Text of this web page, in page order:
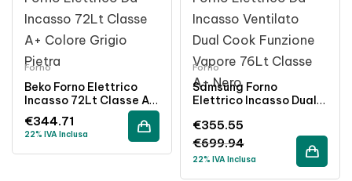
Forno
Beko Forno Elettrico
Incasso 72Lt Classe A+
Ventilato Grigio
€344.71
22% IVA Inclusa
Forno
Samsung Forno
Elettrico Incasso Dual
Vapore Classe A+ Nero
€699.94
€355.55
22% IVA Inclusa